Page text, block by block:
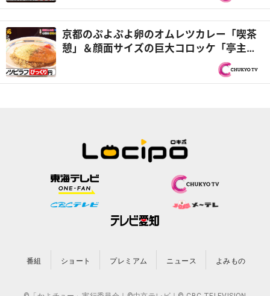
京都のぷよぷよ卵のオムレツカレー「喫茶
憩」＆顔面サイズの巨大コロッケ「亭主関
番組 ショート プレミアム ニュース よみもの